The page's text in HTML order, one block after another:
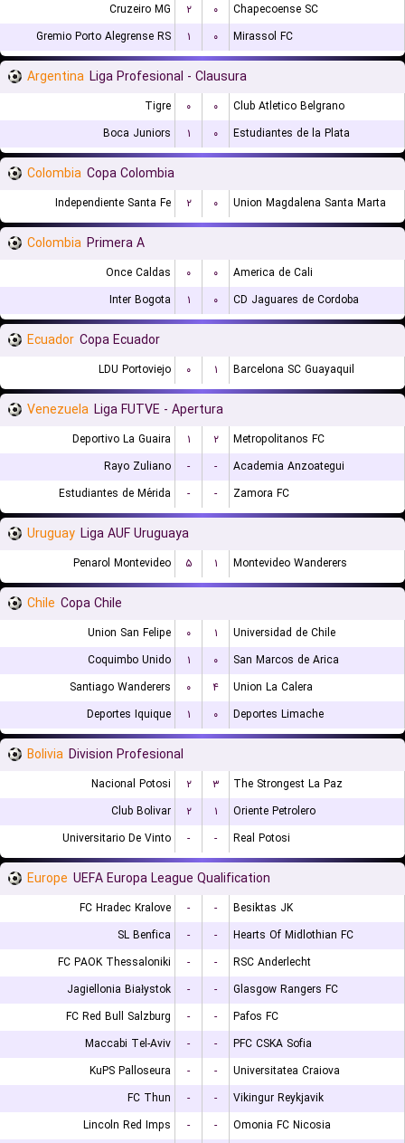
Cruzeiro MG
۲ ۰
Chapecoense SC
Gremio Porto Alegrense RS
۱ ۰ Mirassol FC
Argentina Liga Profesional - Clausura
Tigre ۰ ۰
Club Atletico Belgrano
Boca Juniors
۱ ۰ Estudiantes de la Plata
Colombia Copa Colombia
Independiente Santa Fe ۲ ۰ Union Magdalena Santa Marta
Colombia Primera A
Once Caldas ۰ ۰
America de Cali
Inter Bogota
۱ ۰ CD Jaguares de Cordoba
Ecuador Copa Ecuador
LDU Portoviejo ۰ ۱ Barcelona SC Guayaquil
Venezuela Liga FUTVE - Apertura
Deportivo La Guaira ۱ ۲
Metropolitanos FC
Rayo Zuliano
- -
Academia Anzoategui
Estudiantes de Mérida
- - Zamora FC
Uruguay Liga AUF Uruguaya
Penarol Montevideo ۵ ۱ Montevideo Wanderers
Chile Copa Chile
Union San Felipe ۰ ۱
Universidad de Chile
Coquimbo Unido
۱ ۰
San Marcos de Arica
Santiago Wanderers
۰ ۴
Union La Calera
Deportes Iquique
۱ ۰ Deportes Limache
Bolivia Division Profesional
Nacional Potosi ۲ ۳
The Strongest La Paz
Club Bolivar
۲ ۱
Oriente Petrolero
Universitario De Vinto
- - Real Potosi
Europe UEFA Europa League Qualification
FC Hradec Kralove - -
Besiktas JK
SL Benfica
- -
Hearts Of Midlothian FC
FC PAOK Thessaloniki
- -
RSC Anderlecht
Jagiellonia Białystok
- -
Glasgow Rangers FC
FC Red Bull Salzburg
- -
Pafos FC
Maccabi Tel-Aviv
- -
PFC CSKA Sofia
KuPS Palloseura
- -
Universitatea Craiova
FC Thun
- -
Vikingur Reykjavik
Lincoln Red Imps
- -
Omonia FC Nicosia